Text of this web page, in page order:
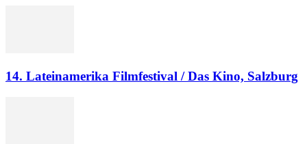
14. Lateinamerika Filmfestival / Das Kino, Salzburg